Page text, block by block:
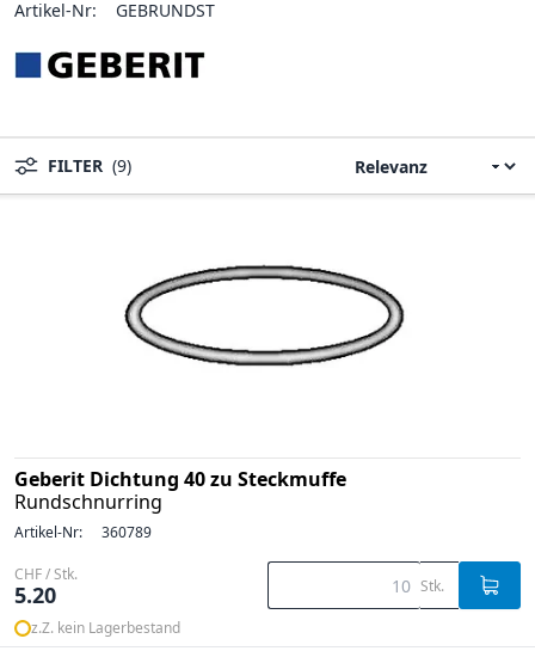
Artikel-Nr: GEBRUNDST
FILTER (9)
Geberit Dichtung 40 zu Steckmuffe
Rundschnurring
Artikel-Nr: 360789
CHF / Stk.
5.20 Stk.
z.Z. kein Lagerbestand